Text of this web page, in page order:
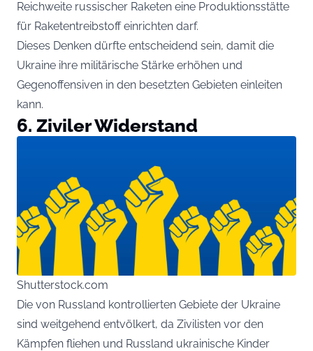
Reichweite russischer Raketen eine Produktionsstätte
für Raketentreibstoff einrichten darf.
Dieses Denken dürfte entscheidend sein, damit die
Ukraine ihre militärische Stärke erhöhen und
Gegenoffensiven in den besetzten Gebieten einleiten
kann.
6. Ziviler Widerstand
Shutterstock.com
Die von Russland kontrollierten Gebiete der Ukraine
sind weitgehend entvölkert, da Zivilisten vor den
Kämpfen fliehen und Russland ukrainische Kinder